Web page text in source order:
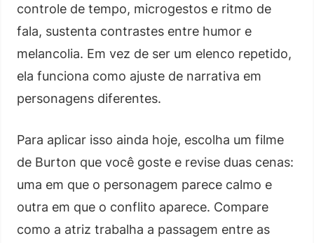
controle de tempo, microgestos e ritmo de
fala, sustenta contrastes entre humor e
melancolia. Em vez de ser um elenco repetido,
ela funciona como ajuste de narrativa em
personagens diferentes.
Para aplicar isso ainda hoje, escolha um filme
de Burton que você goste e revise duas cenas:
uma em que o personagem parece calmo e
outra em que o conflito aparece. Compare
como a atriz trabalha a passagem entre as